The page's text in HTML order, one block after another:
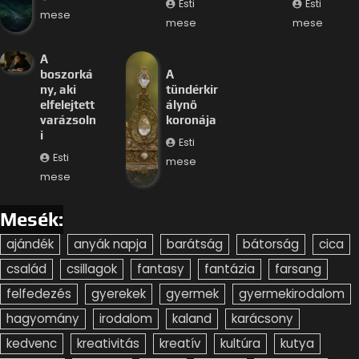
mese
Esti
mese
Esti
mese
A
boszorká
ny, aki
elfelejtett
varázsoln
i
Esti
mese
A
tündérkir
álynő
koronája
Esti
mese
Mesék:
ajándék anyák napja barátság bátorság
cica
család
csillagok fantasy fantázia
farsang
felfedezés
gyerekek gyermek
gyermekirodalom
hagyomány
irodalom kaland
karácsony
kedvenc
kreativitás kreatív kultúra kutya